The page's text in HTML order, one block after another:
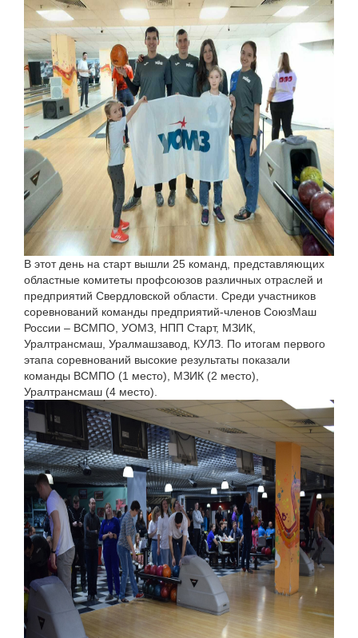
В этот день на старт вышли 25 команд, представляющих
областные комитеты профсоюзов различных отраслей и
предприятий Свердловской области. Среди участников
соревнований команды предприятий-членов СоюзМаш
России – ВСМПО, УОМЗ, НПП Старт, МЗИК,
Уралтрансмаш, Уралмашзавод, КУЛЗ. По итогам первого
этапа соревнований высокие результаты показали
команды ВСМПО (1 место), МЗИК (2 место),
Уралтрансмаш (4 место).